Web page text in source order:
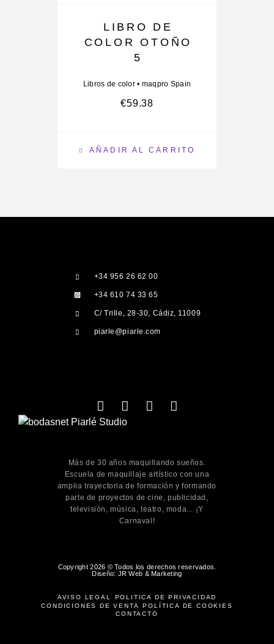
AÑADIR AL CARRITO
LIBRO DE
COLOR OTOÑO
5
Libros de color• maqpro Spain
€59.38
+34 956 26 62 00
+34 610 74 33 65
C/ Trille, 28-30, Cádiz, 11009
piarle@piarle.com
Más de 30 años maquillando sueños.
Escuela de maquillaje artístico con una
amplia trayectoria de formación y formando
parte de proyectos de cine, publicidad,
televisión, música, teatro, moda... ¡Y
Carnaval!
Copyright 2026 © Todos los derechos reservados.
Diseño: JR Web & Marketing
AVISO LEGAL
POLÍTICA DE PRIVACIDAD
CONDICIONES DE VENTA
POLÍTICA DE COOKIES
CONTACTO